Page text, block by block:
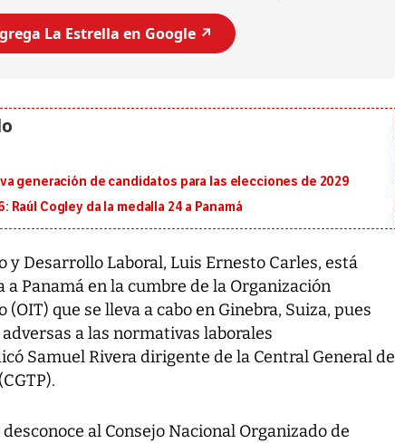
La Estrella en Google ↗️
generación de candidatos para las elecciones de 2029
Raúl Cogley da la medalla 24 a Panamá
y Desarrollo Laboral, Luis Ernesto Carles, está
Panamá en la cumbre de la Organización
que se lleva a cabo en Ginebra, Suiza, pues
a las normativas laborales
Samuel Rivera dirigente de la Central General de
al Consejo Nacional Organizado de
al sur de Japón, provocando una